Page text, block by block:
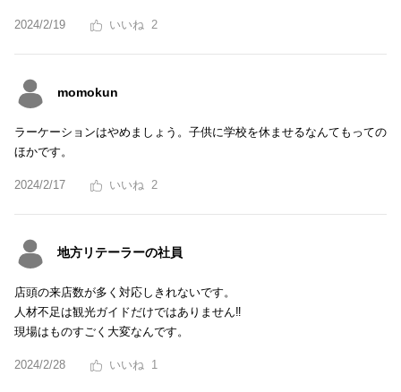
2024/2/19 2
momokun
ラーケーションはやめましょう。子供に学校を休ませるなんてもっての
ほかです。
2024/2/17 2
地方リテーラーの社員
店頭の来店数が多く対応しきれないです。
人材不足は観光ガイドだけではありません‼︎
現場はものすごく大変なんです。
2024/2/28 1